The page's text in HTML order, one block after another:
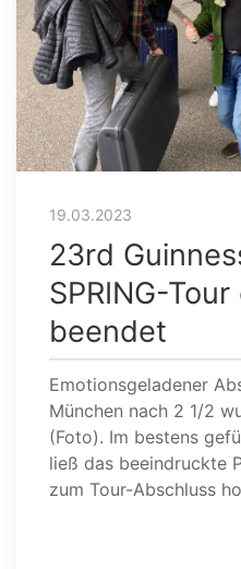
19.03.2023
23rd
SPRING-
beendet
Emotionsgeladener
München nach 2 1/2
(Foto). Im bestens
ließ das beeindruckte
zum Tour-Abschluss